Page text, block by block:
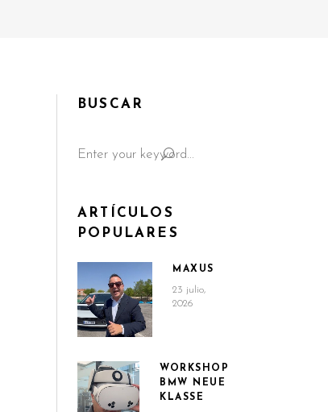
BUSCAR
for:
ARTÍCULOS
POPULARES
MAXUS
23 julio,
2026
WORKSHOP
BMW NEUE
KLASSE